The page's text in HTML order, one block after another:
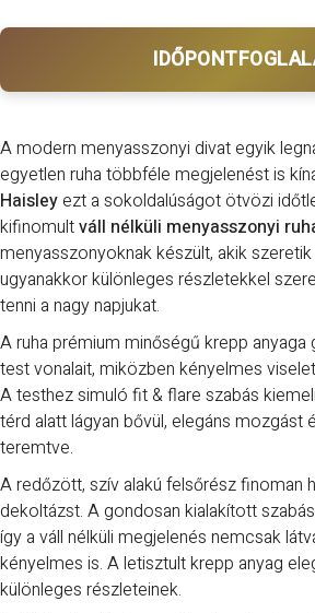
A modern menyasszonyi divat egyik
egyetlen ruha többféle megjelenést is
Haisleyezt a sokoldalúságot ötvözi
kifinomultváll nélküli menyasszonyi
menyasszonyoknak készült, akik
ugyanakkor különleges részletekkel
tenni a nagy napjukat.
A ruha prémium minőségű krepp
test vonalait, miközben kényelmes
A testhez simuló fit & flare szabás
térd alatt lágyan bővül, elegáns mozgást
teremtve.
A redőzött, szív alakú felsőrész finoman
dekoltázst. A gondosan kialakított
így a váll nélküli megjelenés nemcsak
kényelmes is. A letisztult krepp anyag
különleges részleteinek.